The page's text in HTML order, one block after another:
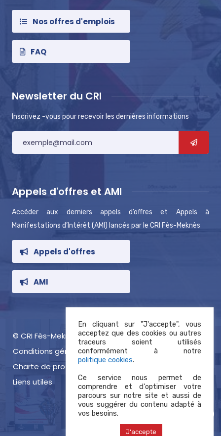
Nos offres d'emplois
FAQ
Newsletter du CRI
Inscrivez -vous pour recevoir les dernières informations
Appels d'offres et AMI
Accéder aux derniers appels d’offres et Appels à
Manifestations d’Intérêt (AMI) lancés par le CRI Fès-Meknès
Appels d'offres
AMI
© CRI Fès-Meknès 2021, tous droits réservés
Conditions générales d’utilisation
Charte de protection des données
Liens utiles
En cliquant sur "J'accepte", vous
acceptez que des cookies ou autres
traceurs soient utilisés
conformément à notre
politique cookies.
Ce service nous permet de
comprendre et d'optimiser votre
parcours sur notre site et aussi de
vous suggérer du contenu adapté à
vos besoins.
J'accepte